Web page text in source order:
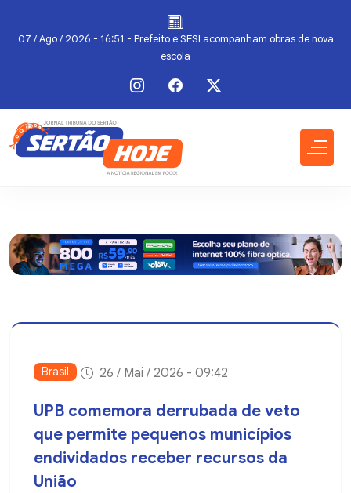
07 / Ago / 2026 - 16:51 - Prefeito e SESI acompanham obras de nova
escola
Brasil 26 / Mai / 2026 - 09:42
UPB comemora derrubada de veto
que permite pequenos municípios
endividados receber recursos da
União